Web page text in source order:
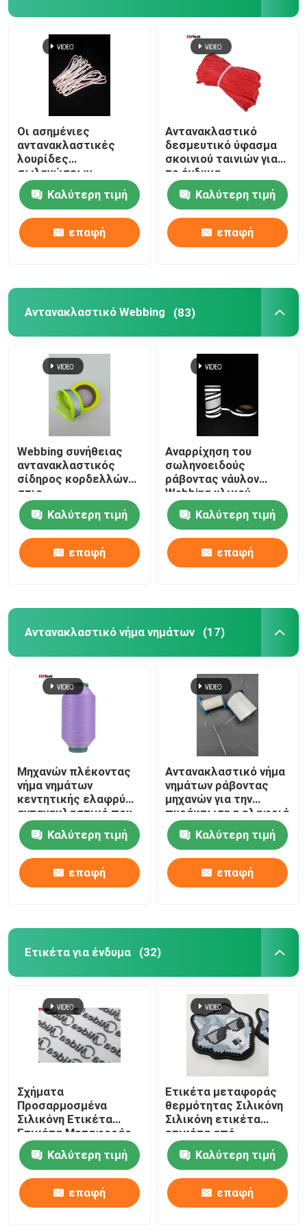
Αντανακλαστικά εξαρτήματα
Σφραγίζοντας ταινία ραφών
Οι ασημένιες
αντανακλαστικές
λουρίδες
σωληνώσεων
τακτοποιούν
Headband τα
εσώρουχα διαδρομής
ασφάλειας 50 μέτρο
100 μέτρα
Καλύτερη τιμή
επαφή
Αντανακλαστικό
δεσμευτικό ύφασμα
σκοινιού ταινιών για
το ένδυμα
ζωηρόχρωμα
αναδρομικά 0.19mm
0.24mm ασφάλειας
Καλύτερη τιμή
επαφή
Αντανακλαστικό Webbing (83)
Webbing συνήθειας
αντανακλαστικός
σίδηρος κορδελλών
στις
αντανακλαστικές
λουρίδες για την
τσάντα ζωνών
ασφάλειας ιματισμού
Καλύτερη τιμή
επαφή
Αναρρίχηση του
σωληνοειδούς
ράβοντας νάυλον
Webbing υλικού
κορδελλών
υφάσματος
αντανακλαστικού
Καλύτερη τιμή
επαφή
Αντανακλαστικό νήμα νημάτων (17)
Μηχανών πλέκοντας
νήμα νημάτων
κεντητικής ελαφρύ
αντανακλαστικό που
χρησιμοποιείται στο
λογότυπο μπλουζών
που ντύνει κόκκινο
πράσινο
Καλύτερη τιμή
επαφή
Αντανακλαστικό νήμα
νημάτων ράβοντας
μηχανών για την
πυράκτωση η ελαφριά
Pet υφάσματος
ενδυμάτων ύφανσης
κεντητικής
Καλύτερη τιμή
επαφή
Ετικέτα για ένδυμα (32)
Σχήματα
Προσαρμοσμένα
Σιλικόνη Ετικέτα
Ετικέτα Μεταφοράς
Θέρμης Για Τσάντα
Εκτυπωμένη
Ανυψωμένη Εικόνα
Εκτύπωση
Καλύτερη τιμή
επαφή
Ετικέτα μεταφοράς
θερμότητας Σιλικόνη
Σιλικόνη ετικέτα
ετικέτα από
καουτσούκ Ετικέτα
πολυχρωματικό
σχέδιο καρτούν
ENISO20471
Καλύτερη τιμή
επαφή